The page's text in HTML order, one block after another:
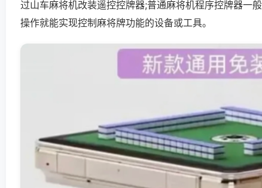
过山车麻将机改装遥控控牌器;普通麻将机程序控牌器一
操作就能实现控制麻将牌功能的设备或工具。